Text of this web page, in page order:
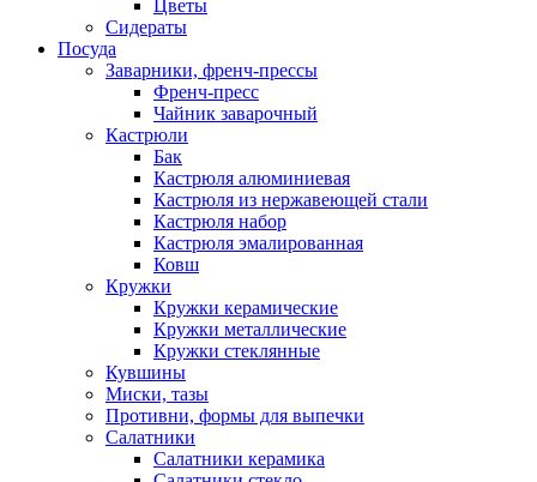
Цветы
Сидераты
Посуда
Заварники, френч-прессы
Френч-пресс
Чайник заварочный
Кастрюли
Бак
Кастрюля алюминиевая
Кастрюля из нержавеющей стали
Кастрюля набор
Кастрюля эмалированная
Ковш
Кружки
Кружки керамические
Кружки металлические
Кружки стеклянные
Кувшины
Миски, тазы
Противни, формы для выпечки
Салатники
Салатники керамика